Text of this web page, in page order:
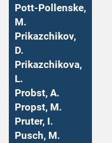
Pott-Pollenske,
M.
Prikazchikov,
D.
Prikazchikova,
L.
Probst, A.
Propst, M.
Pruter, I.
Pusch, M.